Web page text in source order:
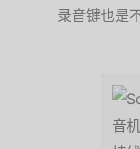
录音键也是